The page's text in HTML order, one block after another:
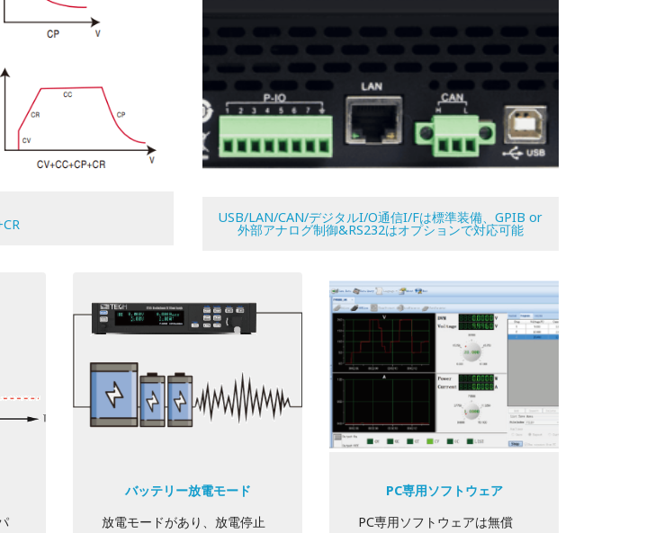
USB/LAN/CAN/デジタルI/O通信I/Fは標準装備、GPIB or
外部アナログ制御&RS232はオプションで対応可能
バッテリー放電モード
放電モードがあり、放電停止
PC専用ソフトウェア
PC専用ソフトウェアは無償